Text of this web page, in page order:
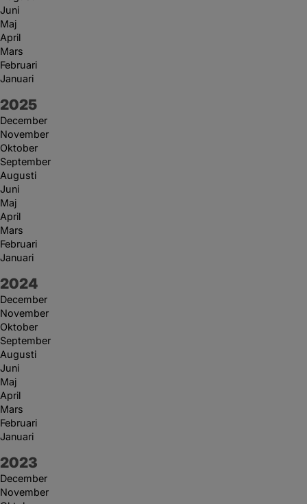
Juni
Maj
April
Mars
Februari
Januari
År:
2025
December
November
Oktober
September
Augusti
Juni
Maj
April
Mars
Februari
Januari
År:
2024
December
November
Oktober
September
Augusti
Juni
Maj
April
Mars
Februari
Januari
År:
2023
December
November